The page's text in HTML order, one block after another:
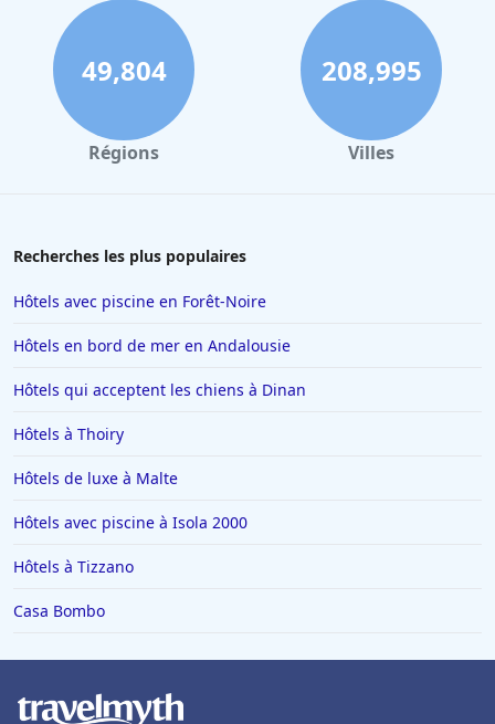
49,804
Régions
208,995
Villes
Recherches les plus populaires
Hôtels avec piscine en Forêt-Noire
Hôtels en bord de mer en Andalousie
Hôtels qui acceptent les chiens à Dinan
Hôtels à Thoiry
Hôtels de luxe à Malte
Hôtels avec piscine à Isola 2000
Hôtels à Tizzano
Casa Bombo